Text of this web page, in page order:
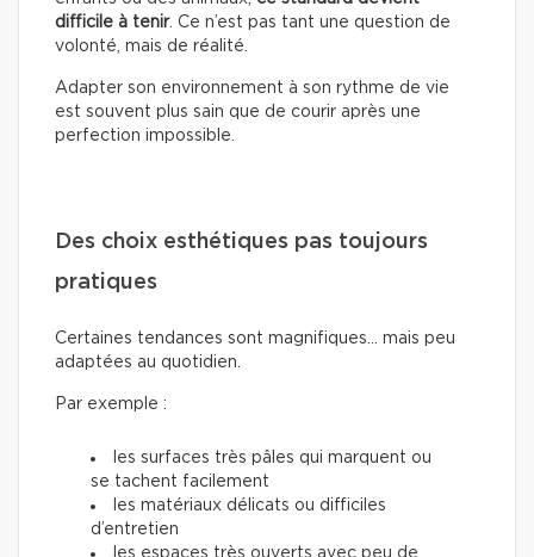
difficile à tenir. Ce n’est pas tant une question de
volonté, mais de réalité.
Adapter son environnement à son rythme de vie
est souvent plus sain que de courir après une
perfection impossible.
Des choix esthétiques pas toujours
pratiques
Certaines tendances sont magnifiques… mais peu
adaptées au quotidien.
Par exemple :
les surfaces très pâles qui marquent ou
se tachent facilement
les matériaux délicats ou difficiles
d’entretien
les espaces très ouverts avec peu de